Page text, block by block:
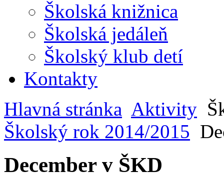
Školská knižnica
Školská jedáleň
Školský klub detí
Kontakty
Hlavná stránka Aktivity
Školský rok 2014/2015
December v ŠKD